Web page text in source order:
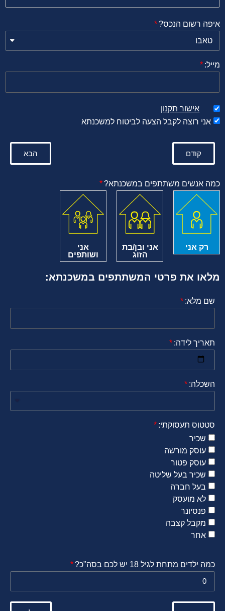
איפה רשום הנכס?
מייל:
אישור תקנון
אני רוצה לקבל הצעה לביטוח למשכנתא
קודם הבא
כמה אנשים משתתפים במשכנתא?
רק אני
אני ובן/בת
הזוג
אני
ושותפים
מלאו את פרטי המשתתפים במשכנתא:
שם מלא:
תאריך לידה:
השכלה:
סטטוס תעסוקתי:
שכיר
עוסק מורשה
עוסק פטור
שכיר בעל שליטה
בעל חברה
לא מועסק
פנסיונר
מקבל קצבה
אחר
כמה ילדים מתחת לגיל 18 יש לכם בסה"כ?